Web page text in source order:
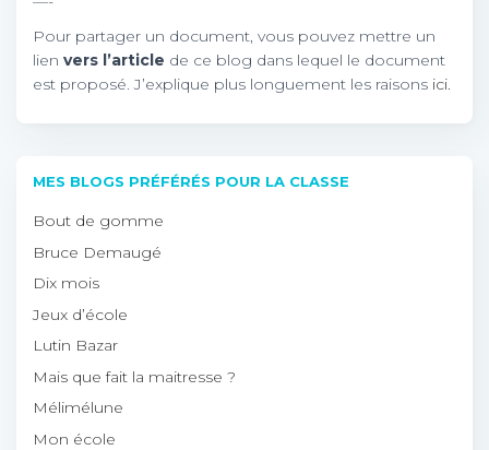
Pour partager un document, vous pouvez mettre un
lien vers l’article de ce blog dans lequel le document
est proposé. J’explique plus longuement les raisons ici.
MES BLOGS PRÉFÉRÉS POUR LA CLASSE
Bout de gomme
Bruce Demaugé
Dix mois
Jeux d’école
Lutin Bazar
Mais que fait la maitresse ?
Mélimélune
Mon école